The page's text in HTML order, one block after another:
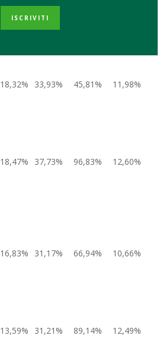
18,32% 33,93% 45,81% 11,98%
18,47% 37,73% 96,83% 12,60%
16,83% 31,17% 66,94% 10,66%
13,59% 31,21% 89,14% 12,49%
ISCRIVITI